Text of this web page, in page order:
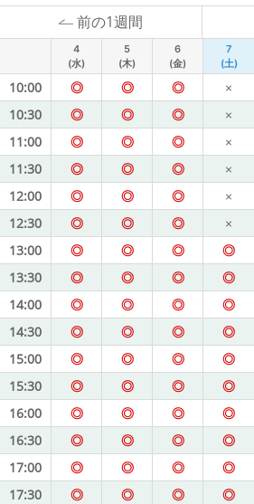
前の1週間
4
(水)
5
(木)
6
(金)
7
(土)
10:00 ◎ ◎ ◎ ×
10:30
◎ ◎ ◎ ×
11:00
◎ ◎ ◎ ×
11:30
◎ ◎ ◎ ×
12:00
◎ ◎ ◎ ×
12:30
◎ ◎ ◎ ×
13:00
◎ ◎ ◎ ◎
13:30
◎ ◎ ◎ ◎
14:00
◎ ◎ ◎ ◎
14:30
◎ ◎ ◎ ◎
15:00
◎ ◎ ◎ ◎
15:30
◎ ◎ ◎ ◎
16:00
◎ ◎ ◎ ◎
16:30
◎ ◎ ◎ ◎
17:00
◎ ◎ ◎ ◎
17:30
◎ ◎ ◎ ◎